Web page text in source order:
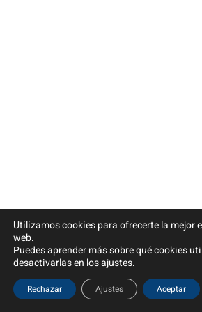
Utilizamos cookies para ofrecerte la mejor
web.
Puedes aprender más sobre qué cookies
desactivarlas en los ajustes.
Aceptar
Rechazar Ajustes